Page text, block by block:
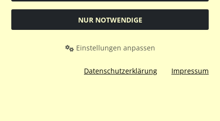
durchgestrichenen Preise entsprechen dem bisherigen Preis
Modellbahnservice © 2026 | Template © 2026 by Karl
NUR NOTWENDIGE
Einstellungen anpassen
Datenschutzerklärung Impressum